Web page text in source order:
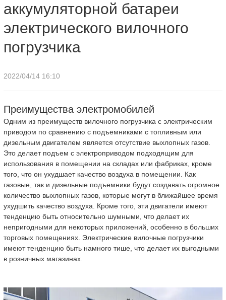
аккумуляторной батареи
электрического вилочного
погрузчика
2022/04/14 16:10
Преимущества электромобилей
Одним из преимуществ вилочного погрузчика с электрическим
приводом по сравнению с подъемниками с топливным или
дизельным двигателем является отсутствие выхлопных газов.
Это делает подъем с электроприводом подходящим для
использования в помещении на складах или фабриках, кроме
того, что он ухудшает качество воздуха в помещении. Как
газовые, так и дизельные подъемники будут создавать огромное
количество выхлопных газов, которые могут в ближайшее время
ухудшить качество воздуха. Кроме того, эти двигатели имеют
тенденцию быть относительно шумными, что делает их
непригодными для некоторых приложений, особенно в больших
торговых помещениях. Электрические вилочные погрузчики
имеют тенденцию быть намного тише, что делает их выгодными
в розничных магазинах.